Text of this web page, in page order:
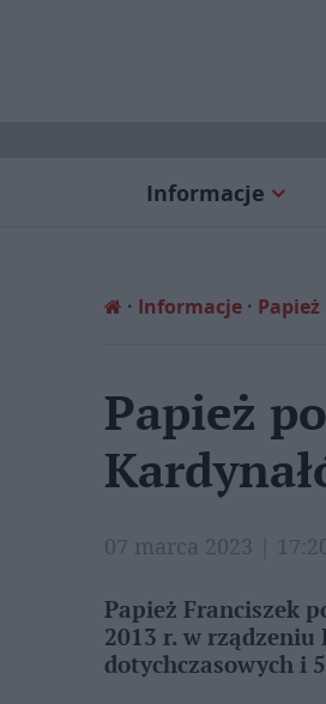
Informacje
Informacje Papież
Papież
07 marca 2023 |
Papież Franciszek
2013 r. w rządzeniu
dotychczasowych i